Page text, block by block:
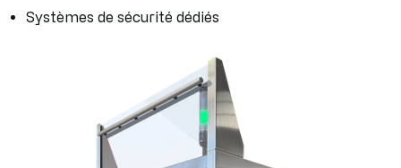
Systèmes de sécurité dédiés